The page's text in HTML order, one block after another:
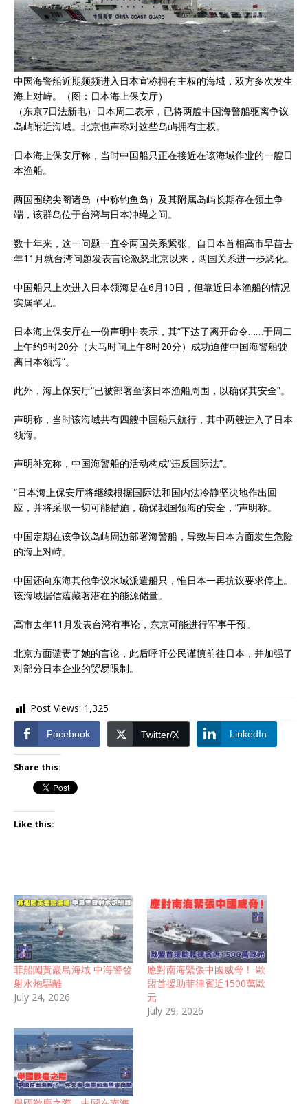
中国海警船近期频频进入日本宣称拥有主权的海域，双方多次发生
海上对峙。（图：日本海上保安厅）
（东京7日法新电）日本周二表示，已将两艘中国海警船驱离争议
岛屿附近海域。北京也声称对这些岛屿拥有主权。
日本海上保安厅称，当时中国船只正在接近在该海域作业的一艘日
本渔船。
两国围绕尖阁诸岛（中称钓鱼岛）及其附属岛屿长期存在领土争
端，该群岛位于台湾与日本冲绳之间。
数十年来，这一问题一直令两国关系紧张。自日本首相高市早苗去
年11月就台湾问题发表言论激怒北京以来，两国关系进一步恶化。
中国船只上次进入日本领海是在6月10日，但靠近日本渔船的情况
实属罕见。
日本海上保安厅在一份声明中表示，其“下达了离开命令……于周二
上午约9时20分（大马时间上午8时20分）成功迫使中国海警船驶
离日本领海”。
此外，海上保安厅“已被部署至该日本渔船周围，以确保其安全”。
声明称，当时该海域共有四艘中国船只航行，其中两艘进入了日本
领海。
声明补充称，中国海警船的活动构成“违反国际法”。
“日本海上保安厅将继续根据国际法和国内法冷静坚决地作出回
应，并将采取一切可能措施，确保我国领海的安全，”声明称。
中国定期在该争议岛屿周边部署海警船，导致与日本方面发生危险
的海上对峙。
中国还向东海其他争议水域派遣船只，惟日本一再抗议要求停止。
该海域据信蕴藏著潜在的能源储量。
高市去年11月发表台湾有事论，东京可能进行军事干预。
北京方面谴责了她的言论，此后呼吁公民谨慎前往日本，并加强了
对部分日本企业的贸易限制。
Post Views: 1,325
Facebook Twitter/X LinkedIn
Share this:
Like this:
菲船闖黃巖島海域 中海警發
射水炮驅離
July 24, 2026
應對南海緊張中國威脅！ 歐
盟首援助菲律賓近1500萬歐
元
July 29, 2026